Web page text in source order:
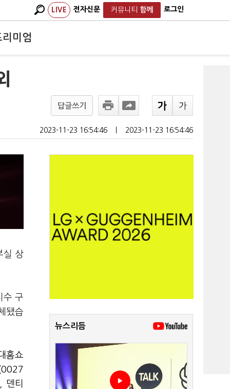
LIVE 전자신문 커뮤니티 함께 로그인
리미엄
답글쓰기
2023-11-23 16:54:46 2023-11-23 16:54:46
실 상
수 구
됐습
홈쇼
덴티
뉴스리듬